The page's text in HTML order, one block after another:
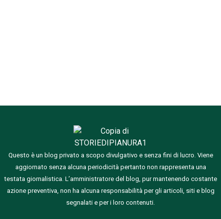
Questo è un blog privato a scopo divulgativo e senza fini di lucro. Viene
aggiornato senza alcuna periodicità pertanto non rappresenta una
testata giornalistica. L’amministratore del blog, pur mantenendo costante
azione preventiva, non ha alcuna responsabilità per gli articoli, siti e blog
segnalati e per i loro contenuti.